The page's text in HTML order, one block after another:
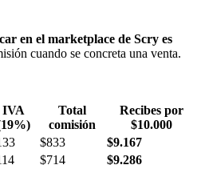
en el marketplace de Scry es
cuando se concreta una venta.
IVA
Total
comisión
Recibes por
$10.000
$833
$9.167
$714
$9.286